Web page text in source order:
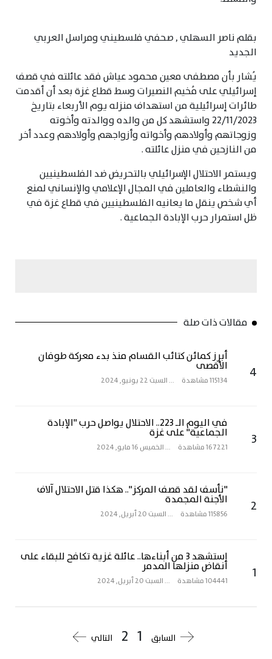
بقلم ناصر السهلي , صحفي فلسطيني ومراسل العربي
الجديد
يُشار بأن مصطفى معين محمود عياش فقد عائلته في قصف
إسرائيلي على مُخيم النصيرات وسط قطاع غزة بعد أن أقدمت
طائرات إسرائيلية من استهداف منزله يوم الأربعاء بتاريخ
22/11/2023 واستشهد كل من والده ووالدته وأخوته
وزوجاتهم وأولادهم وأخواته وأزواجهم وأولادهم وعدد أخر
من النازحين في منزل عائلته .
ويستمر الاحتلال الإسرائيلي بالتحريض ضد الفلسطينيين
والنشطاء والعاملين في المجال الإعلامي والإنساني لمنع
أي شخص ينقل ما يعانيه الفلسطينيين في قطاع غزة في
ظل استمرار حرب الإبادة الجماعية .
مقالات ذات صلة
4
أبرز كمائن كتائب القسام منذ بدء معركة طوفان
الأقصى
115134 مشاهدة ...السبت 22 يونيو, 2024
3
في اليوم الـ 223.. الاحتلال يواصل حرب "الإبادة
الجماعية" على غزة
167221 مشاهدة ...الخميس 16 مايو, 2024
2
"نأسف لقد قصف المركز".. هكذا قتل الاحتلال آلاف
الأجنة المجمدة
115856 مشاهدة ...السبت 20 أبريل, 2024
1
استشهد 3 من أبناءها.. عائلة غزية تكافح للبقاء على
أنقاض منزلها المدمر
104441 مشاهدة ...السبت 20 أبريل, 2024
السابق 1
2 التالي